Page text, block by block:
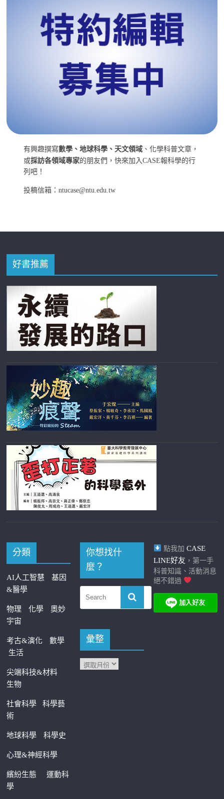
有興趣撰寫數學、地球科學、天文領域 、化學科普文章，
或採訪各領域專家的朋友們，快來加入CASE報科學的行
列吧！
投稿信箱：ntucase@ntu.edu.tw
好書推薦
分類
AI人工智慧
基因
&醫學
物理 化學
奧妙
宇宙
考古&演化
數學
生活
尖端科技&材料
生物
社會科學科學藝
術
地球科學 科學史
心理&神經科學
繽紛生態運動科
學
你想找什
麼？
彙整
點我加 CASE
LINE好友 ，第一手
科普知識、活動消息
絕不錯過